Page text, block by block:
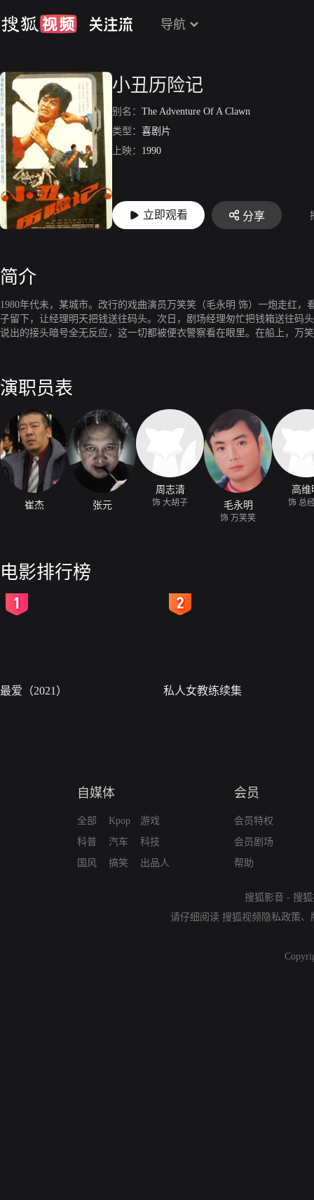
导航
小丑历险记
别名： The Adventure Of A Clawn
类型： 喜剧片
上映： 1990
立即观看 分享
简介
1980年代未，某城市。改行的戏曲演员万笑笑（毛永明 饰）一炮走红
子留下，让经理明天把钱送往码头。次日，剧场经理匆忙把钱箱送往码
说出的接头暗号全无反应，这一切都被便衣警察看在眼里。在船上，万
演职员表
崔杰 张元
周志清
饰 大胡子 毛永明
饰 万笑笑
高维
饰 总
电影排行榜
最爱（2021） 私人女教练续集
自媒体
全部
科普
国风
Kpop
汽车
搞笑
游戏
科技
出品人
会员
会员特权
会员剧场
帮助
搜狐影音 - 搜
请仔细阅读 搜狐视频隐私政策、